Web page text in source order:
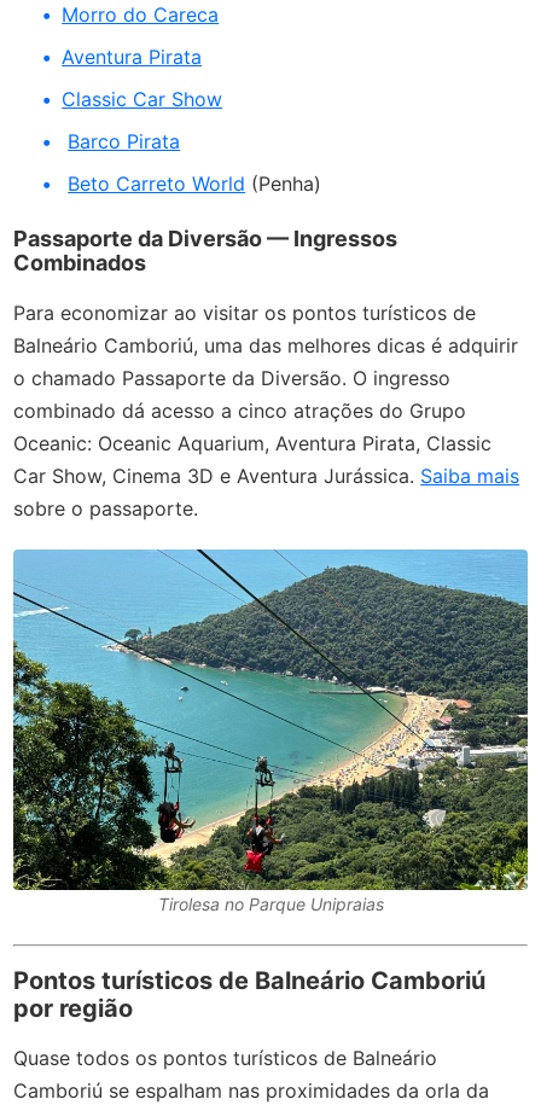
Morro do Careca
Aventura Pirata
Classic Car Show
Barco Pirata
Beto Carreto World (Penha)
Passaporte da Diversão— Ingressos
Combinados
Para economizar ao visitar os pontos turísticos de
Balneário Camboriú, uma das melhores dicas é adquirir
o chamado Passaporte da Diversão. O ingresso
combinado dá acesso a cinco atrações do Grupo
Oceanic: Oceanic Aquarium, Aventura Pirata, Classic
Car Show, Cinema 3D e Aventura Jurássica. Saiba mais
sobre o passaporte.
Tirolesa no Parque Unipraias
Pontos turísticos de Balneário Camboriú
por região
Quase todos os pontos turísticos de Balneário
Camboriú se espalham nas proximidades da orla da